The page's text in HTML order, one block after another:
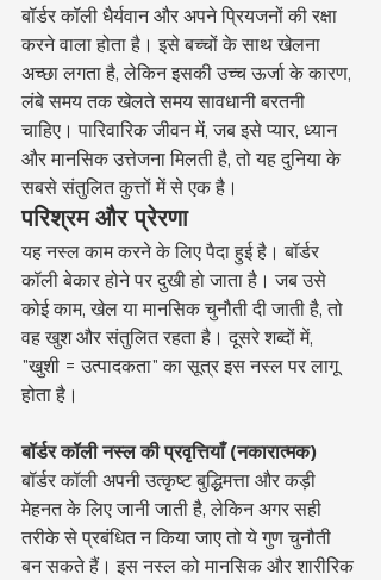
बॉर्डर कॉली धैर्यवान और अपने प्रियजनों की रक्षा
करने वाला होता है। इसे बच्चों के साथ खेलना
अच्छा लगता है, लेकिन इसकी उच्च ऊर्जा के कारण,
लंबे समय तक खेलते समय सावधानी बरतनी
चाहिए। पारिवारिक जीवन में, जब इसे प्यार, ध्यान
और मानसिक उत्तेजना मिलती है, तो यह दुनिया के
सबसे संतुलित कुत्तों में से एक है।
परिश्रम और प्रेरणा
यह नस्ल काम करने के लिए पैदा हुई है। बॉर्डर
कॉली बेकार होने पर दुखी हो जाता है। जब उसे
कोई काम, खेल या मानसिक चुनौती दी जाती है, तो
वह खुश और संतुलित रहता है। दूसरे शब्दों में,
"खुशी = उत्पादकता" का सूत्र इस नस्ल पर लागू
होता है।
बॉर्डर कॉली नस्ल की प्रवृत्तियाँ (नकारात्मक)
बॉर्डर कॉली अपनी उत्कृष्ट बुद्धिमत्ता और कड़ी
मेहनत के लिए जानी जाती है, लेकिन अगर सही
तरीके से प्रबंधित न किया जाए तो ये गुण चुनौती
बन सकते हैं। इस नस्ल को मानसिक और शारीरिक